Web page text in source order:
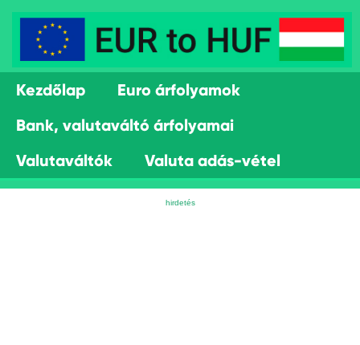
Kezdőlap
Euro árfolyamok
Bank, valutaváltó árfolyamai
Valutaváltók
Valuta adás-vétel